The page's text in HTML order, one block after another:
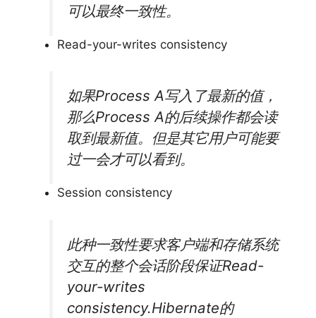
可以最终一致性。
Read-your-writes consistency
如果Process A写入了最新的值，
那么Process A的后续操作都会读
取到最新值。但是其它用户可能要
过一会才可以看到。
Session consistency
此种一致性要求客户端和存储系统
交互的整个会话阶段保证Read-
your-writes
consistency.Hibernate的